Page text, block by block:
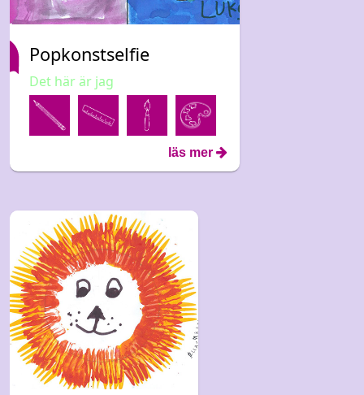
Popkonstselfie
Det här är jag
läs mer